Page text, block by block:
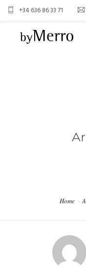
+34 636 86 33 71
Home